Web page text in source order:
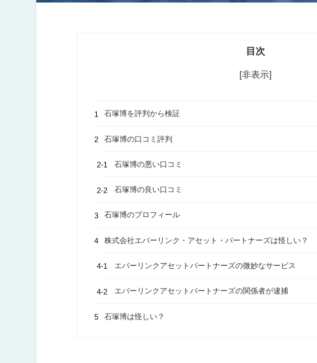
目次
[非表示]
石塚博を評判から検証
石塚博の口コミ評判
石塚博の悪い口コミ
石塚博の良い口コミ
石塚博のプロフィール
株式会社エバーリンク・アセット・パートナーズは怪しい？
エバーリンクアセットパートナーズの微妙なサービス
エバーリンクアセットパートナーズの関係者が逮捕
石塚博は怪しい？